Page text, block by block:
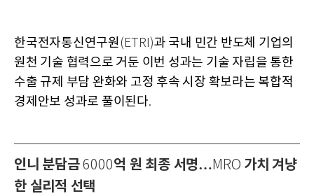
한국전자통신연구원 (ETRI)과 국내 민간 반도체 기업의
원천 기술 협력으로 거둔 이번 성과는 기술 자립을 통한
수출 규제 부담 완화와 고정 후속 시장 확보라는 복합적
경제안보 성과로 풀이된다.
인니 분담금6000억 원 최종 서명…MRO 가치 겨냥
한 실리적 선택